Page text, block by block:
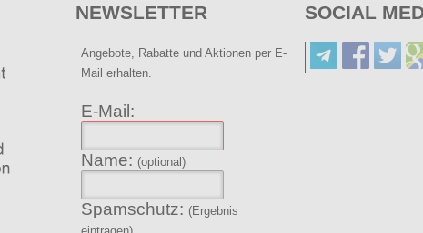
NEWSLETTER
Angebote, Rabatte und Aktionen per E-
Mail erhalten.
E-Mail:
Name: (optional)
Spamschutz: (Ergebnis
SOCIAL